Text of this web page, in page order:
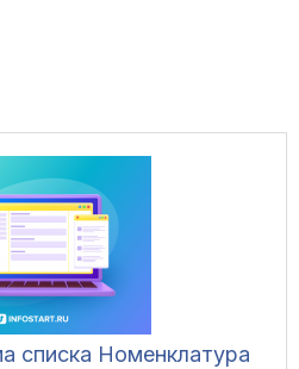
списка Номенклатура